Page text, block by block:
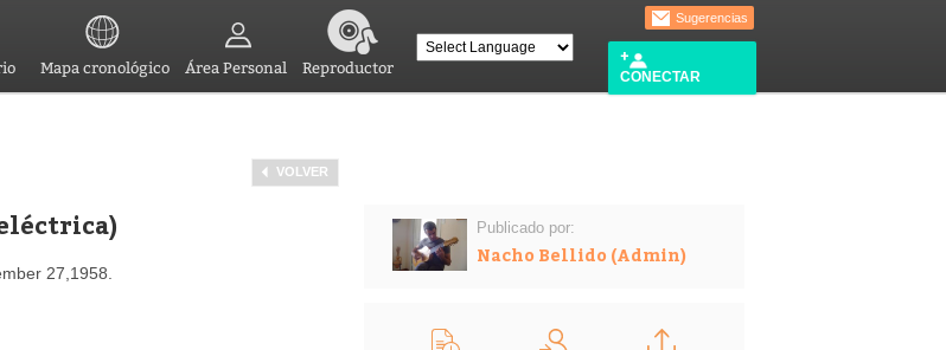
Mapa cronológico Área Personal Reproductor
Sugerencias
CONECTAR
VOLVER
27,1958.
Publicado por:
Nacho Bellido (Admin)